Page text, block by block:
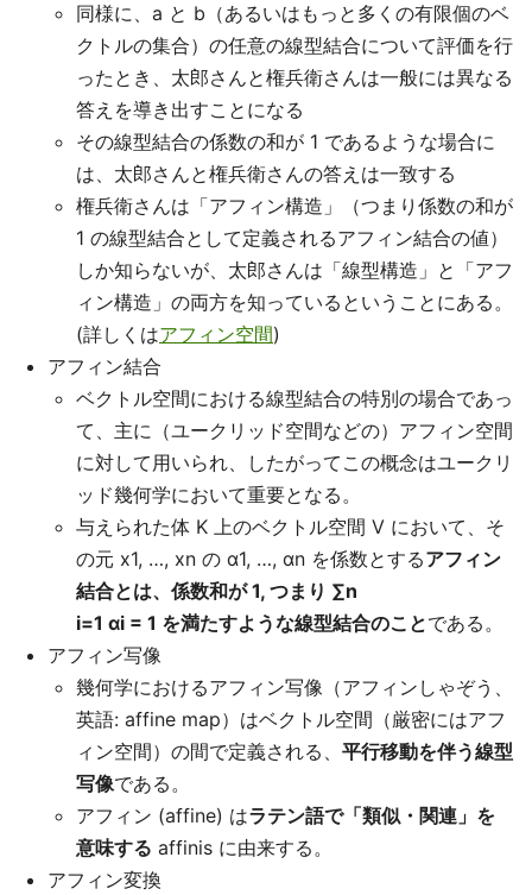
同様に、a と b（あるいはもっと多くの有限個のベ
クトルの集合）の任意の線型結合について評価を行
ったとき、太郎さんと権兵衛さんは一般には異なる
答えを導き出すことになる
その線型結合の係数の和が 1 であるような場合に
は、太郎さんと権兵衛さんの答えは一致する
権兵衛さんは「アフィン構造」（つまり係数の和が
1 の線型結合として定義されるアフィン結合の値）
しか知らないが、太郎さんは「線型構造」と「アフ
ィン構造」の両方を知っているということにある。
(詳しくはアフィン空間)
アフィン結合
ベクトル空間における線型結合の特別の場合であっ
て、主に（ユークリッド空間などの）アフィン空間
に対して用いられ、したがってこの概念はユークリ
ッド幾何学において重要となる。
与えられた体 K 上のベクトル空間 V において、そ
の元 x1, …, xn の α1, …, αn を係数とするアフィン
結合とは、係数和が 1, つまり ∑n
i=1 αi = 1 を満たすような線型結合のことである。
アフィン写像
幾何学におけるアフィン写像（アフィンしゃぞう、
英語: affine map）はベクトル空間（厳密にはアフ
ィン空間）の間で定義される、 平行移動を伴う線型
写像である。
アフィン (affine) はラテン語で「類似・関連」を
意味する affinis に由来する。
アフィン変換